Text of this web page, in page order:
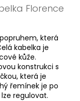
Florence
která
kabelka je
kůže.
konstrukci s
která je
řemínek je po
regulovat.